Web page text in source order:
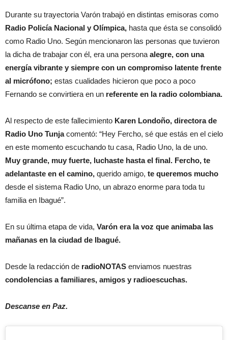
Durante su trayectoria Varón trabajó en distintas emisoras como
Radio Policía Nacional y Olímpica, hasta que ésta se consolidó
como Radio Uno. Según mencionaron las personas que tuvieron
la dicha de trabajar con él, era una persona alegre, con una
energía vibrante y siempre con un compromiso latente frente
al micrófono; estas cualidades hicieron que poco a poco
Fernando se convirtiera en un referente en la radio colombiana.
Al respecto de este fallecimiento Karen Londoño, directora de
Radio Uno Tunjacomentó: “Hey Fercho, sé que estás en el cielo
en este momento escuchando tu casa, Radio Uno, la de uno.
Muy grande, muy fuerte, luchaste hasta el final. Fercho, te
adelantaste en el camino, querido amigo, te queremos mucho
desde el sistema Radio Uno, un abrazo enorme para toda tu
familia en Ibagué”.
En su última etapa de vida, Varón era la voz que animaba las
mañanas en la ciudad de Ibagué.
Desde la redacción de radioNOTAS enviamos nuestras
condolencias a familiares, amigos y radioescuchas.
Descanse en Paz.